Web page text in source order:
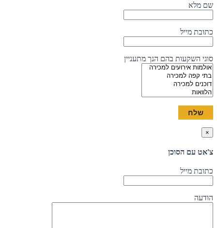
שם מלא
כתובת מייל
סוגי השקעות בהם הנך מתעניין
×
צ'אט עם הסוכן
כתובת מייל
הודעה